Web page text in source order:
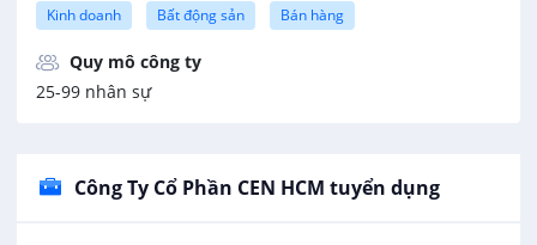
Kinh doanh Bất động sản Bán hàng
Quy mô công ty
25-99 nhân sự
Công Ty Cổ Phần CEN HCM tuyển dụng